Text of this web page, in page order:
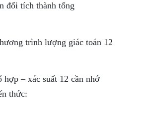
đổi tích thành tổng
trình lượng giác toán 12
hợp – xác suất 12 cần nhớ
thức: